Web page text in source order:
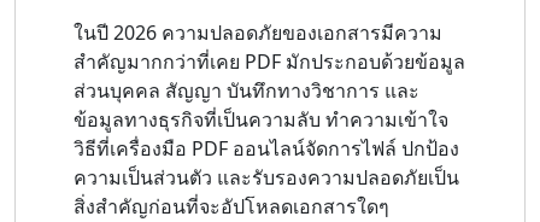
ในปี 2026 ความปลอดภัยของเอกสารมีความ
สำคัญมากกว่าที่เคย PDF มักประกอบด้วยข้อมูล
ส่วนบุคคล สัญญา บันทึกทางวิชาการ และ
ข้อมูลทางธุรกิจที่เป็นความลับ ทำความเข้าใจ
วิธีที่เครื่องมือ PDF ออนไลน์จัดการไฟล์ ปกป้อง
ความเป็นส่วนตัว และรับรองความปลอดภัยเป็น
สิ่งสำคัญก่อนที่จะอัปโหลดเอกสารใดๆ